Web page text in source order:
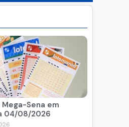
Sena em
04/08/2026